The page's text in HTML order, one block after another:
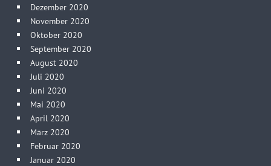
Dezember 2020
November 2020
Oktober 2020
September 2020
August 2020
Juli 2020
Juni 2020
Mai 2020
April 2020
März 2020
Februar 2020
Januar 2020